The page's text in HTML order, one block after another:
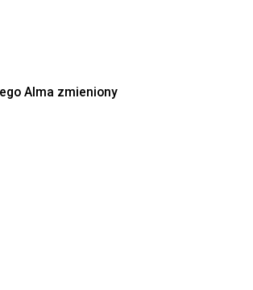
Alma zmieniony